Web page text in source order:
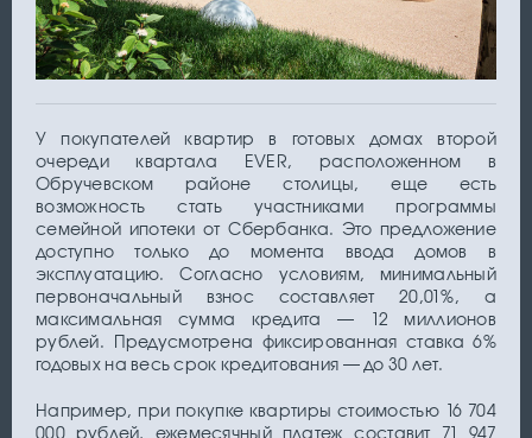
У покупателей квартир в готовых домах второй
очереди квартала EVER, расположенном в
Обручевском районе столицы, еще есть
возможность стать участниками программы
семейной ипотеки от Сбербанка. Это предложение
доступно только до момента ввода домов в
эксплуатацию. Согласно условиям, минимальный
первоначальный взнос составляет 20,01%, а
максимальная сумма кредита — 12 миллионов
рублей. Предусмотрена фиксированная ставка 6%
годовых на весь срок кредитования — до 30 лет.
Например, при покупке квартиры стоимостью 16 704
000 рублей, ежемесячный платеж составит 71 947